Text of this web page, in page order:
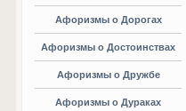
Афоризмы о Дорогах
Афоризмы о Достоинствах
Афоризмы о Дружбе
Афоризмы о Дураках